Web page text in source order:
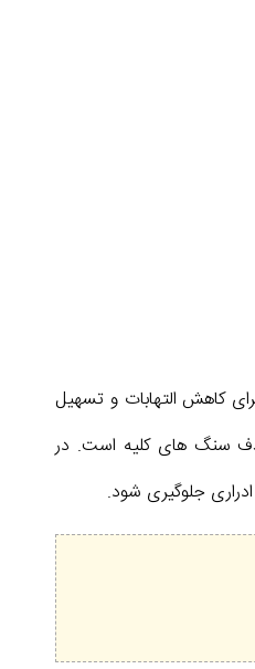
کاهش التهابات و تسهیل
حذف سنگ های کلیه است. در
جلوگیری شود.